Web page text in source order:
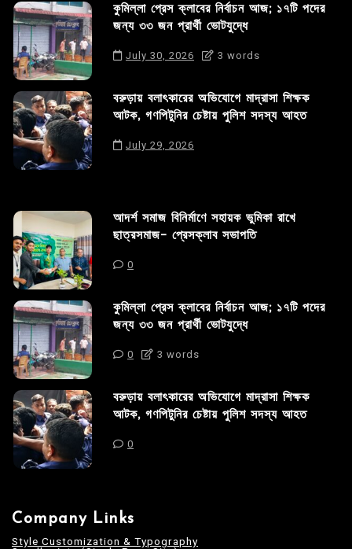
কুমিল্লা প্রেস ক্লাবের নির্বাচন আজ; ১৭টি পদের
জন্য ৩৩ জন প্রার্থী ভোটযুদ্ধে
July 30, 2026 3 words
বরুড়ায় বলাৎকারের অভিযোগে মাদ্রাসা শিক্ষক
আটক, গণপিটুনির চেষ্টায় পুলিশ সদস্য আহত
July 29, 2026
আদর্শ সমাজ বিনির্মাণে সহায়ক ভুমিকা রাখে
ছাত্রসমাজ- প্রেসক্লাব সভাপতি
0
কুমিল্লা প্রেস ক্লাবের নির্বাচন আজ; ১৭টি পদের
জন্য ৩৩ জন প্রার্থী ভোটযুদ্ধে
0 3 words
বরুড়ায় বলাৎকারের অভিযোগে মাদ্রাসা শিক্ষক
আটক, গণপিটুনির চেষ্টায় পুলিশ সদস্য আহত
0
Company Links
Style Customization & Typography